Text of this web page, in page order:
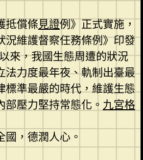
抵償條見證例》正式實施，
況維護督察任務條例》印發
來，我國生態周遭的狀況
法力度最年夜、軌制出臺最
標準最嚴的時代，維護生態
部壓力堅持常態化。 九宮格
國，德潤人心。